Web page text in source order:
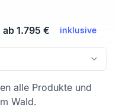
ab 1.795 € inklusive
alle Produkte und
Wald.